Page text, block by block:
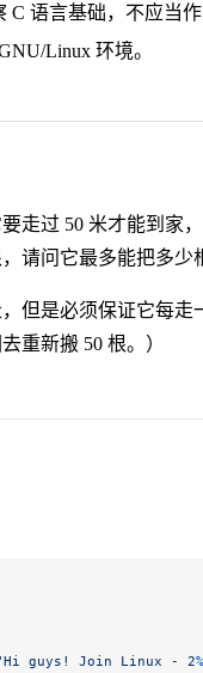
语言基础，不应当
Linux 环境。
走过 50 米才能到家
请问它最多能把多少
但是必须保证它每走
重新搬 50 根。）
guys! Join Linux - 2